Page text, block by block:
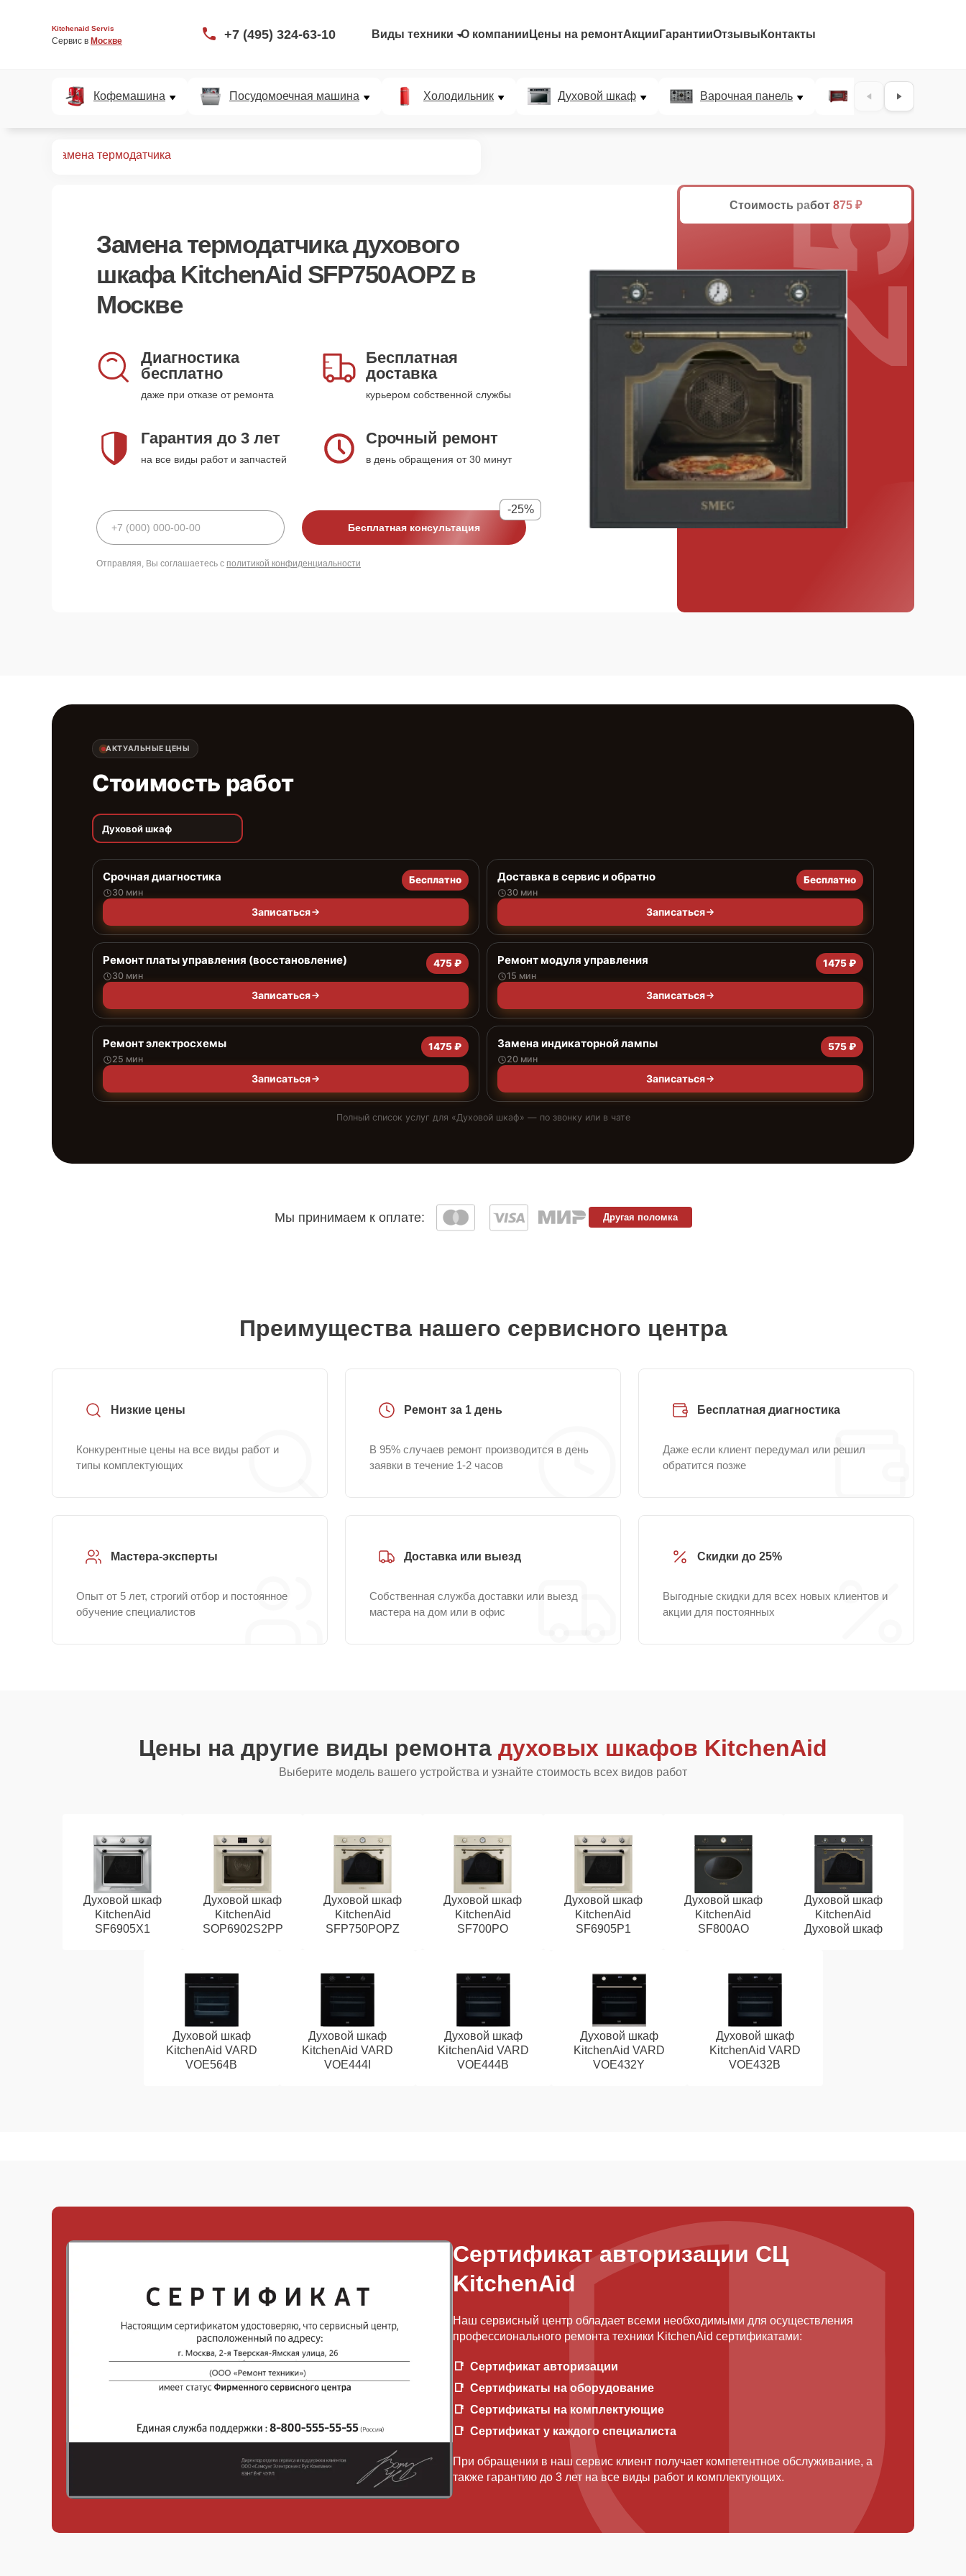
Kitchenaid Servis
Сервис в Москве +7 (495) 324-63-10 Виды техники О компании Цены на ремонтАкции ГарантииОтзывы Контакты
Кофемашина Посудомоечная машина Холодильник Духовой шкаф Варочная панель Микроволновая
Замена термодатчика
Замена термодатчика духового
шкафа KitchenAid SFP750AOPZ в
Москве
Диагностика
бесплатно
даже при отказе от ремонта
Бесплатная
доставка
курьером собственной службы
Гарантия до 3 лет
на все виды работ и запчастей
Срочный ремонт
в день обращения от 30 минут
Бесплатная консультация
-25%
Отправляя, Вы соглашаетесь с политикой конфиденциальности
Стоимость работ 875 ₽
25%
АКТУАЛЬНЫЕ ЦЕНЫ
Стоимость работ
Духовой шкаф
Срочная диагностика
30 мин
Бесплатно
Записаться
Доставка в сервис и обратно
30 мин
Бесплатно
Записаться
Ремонт платы управления (восстановление)
30 мин
475 ₽
Записаться
Ремонт модуля управления
15 мин
1475 ₽
Записаться
Ремонт электросхемы
25 мин
1475 ₽
Записаться
Замена индикаторной лампы
20 мин
575 ₽
Записаться
Полный список услуг для «Духовой шкаф» — по звонку или в чате
Мы принимаем к оплате: Другая поломка
Преимущества нашего сервисного центра
Низкие цены
Конкурентные цены на все виды работ и
типы комплектующих
Ремонт за 1 день
В 95% случаев ремонт производится в день
заявки в течение 1-2 часов
Бесплатная диагностика
Даже если клиент передумал или решил
обратится позже
Мастера-эксперты
Опыт от 5 лет, строгий отбор и постоянное
обучение специалистов
Доставка или выезд
Собственная служба доставки или выезд
мастера на дом или в офис
Скидки до 25%
Выгодные скидки для всех новых клиентов и
акции для постоянных
Цены на другие виды ремонта духовых шкафов KitchenAid
Выберите модель вашего устройства и узнайте стоимость всех видов работ
Духовой шкаф
KitchenAid
SF6905X1
Духовой шкаф
KitchenAid
SOP6902S2PP
Духовой шкаф
KitchenAid
SFP750POPZ
Духовой шкаф
KitchenAid
SF700PO
Духовой шкаф
KitchenAid
SF6905P1
Духовой шкаф
KitchenAid
SF800AO
Духовой шкаф
KitchenAid
Духовой шкаф
Духовой шкаф
KitchenAid VARD
VOE564B
Духовой шкаф
KitchenAid VARD
VOE444I
Духовой шкаф
KitchenAid VARD
VOE444B
Духовой шкаф
KitchenAid VARD
VOE432Y
Духовой шкаф
KitchenAid VARD
VOE432B
Сертификат авторизации СЦ
KitchenAid
Наш сервисный центр обладает всеми необходимыми для осуществления
профессионального ремонта техники KitchenAid сертификатами:
Сертификат авторизации
Сертификаты на оборудование
Сертификаты на комплектующие
Сертификат у каждого специалиста
При обращении в наш сервис клиент получает компетентное обслуживание, а
также гарантию до 3 лет на все виды работ и комплектующих.